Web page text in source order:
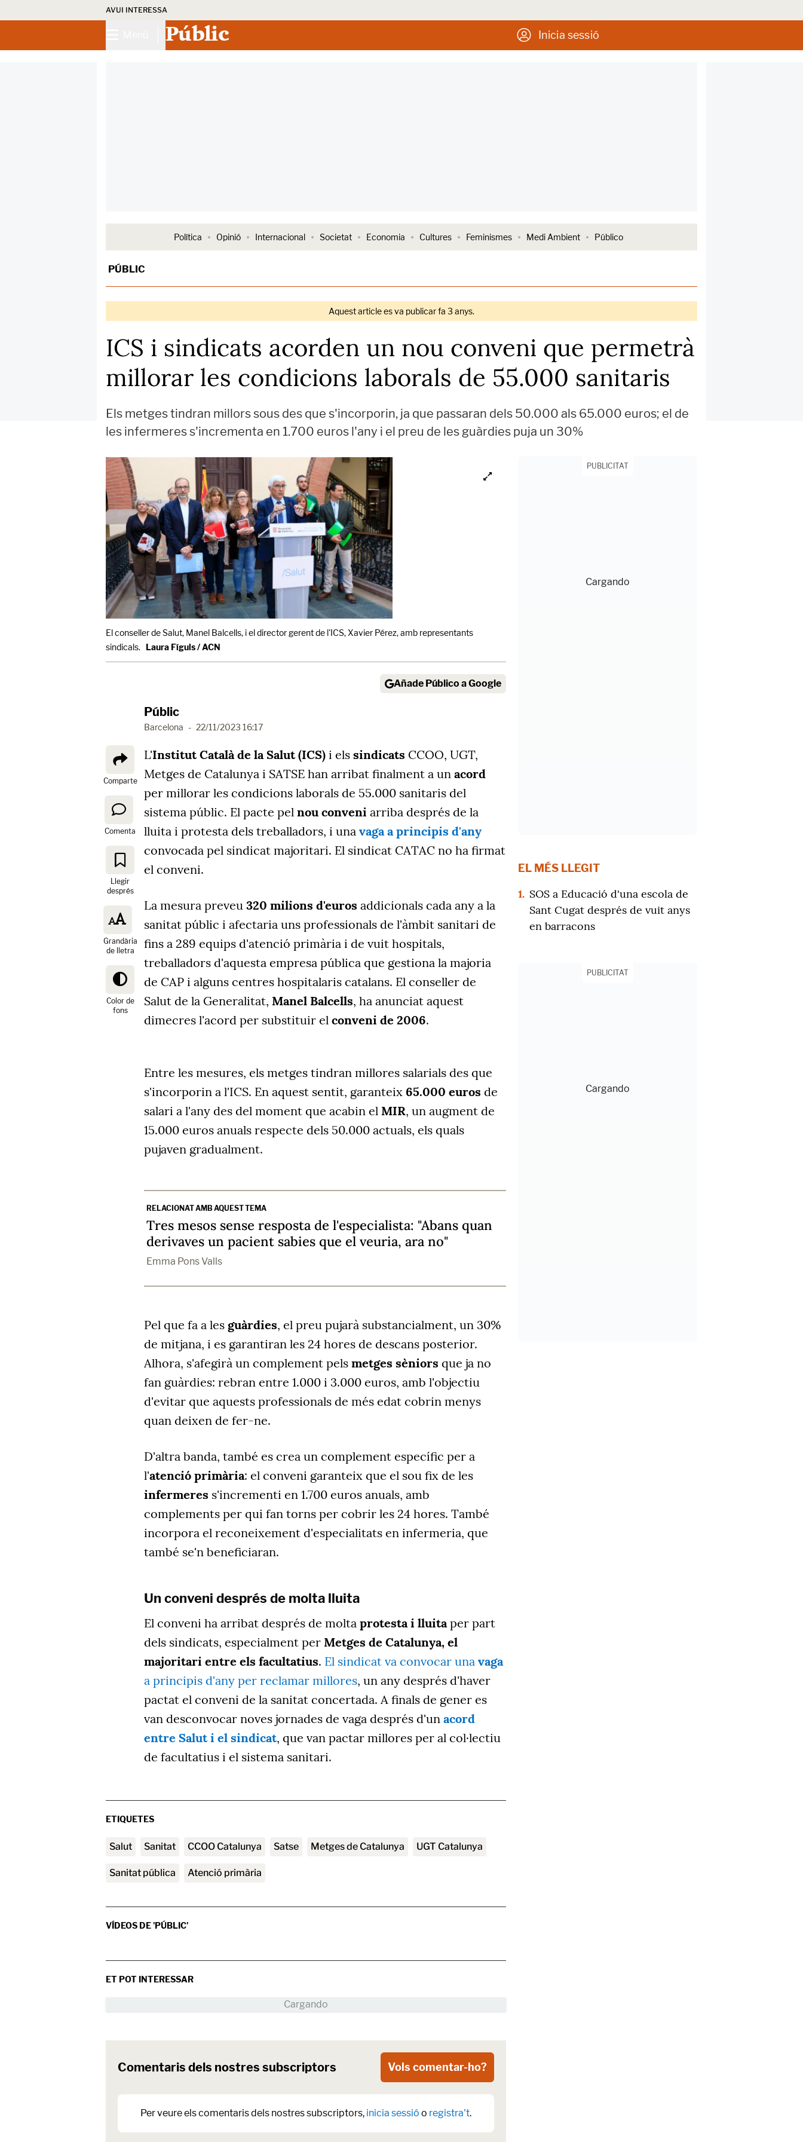
AVUI INTERESSA
Públic Inicia sessió
Política Opinió Internacional Societat Economia Cultures Feminismes Medi Ambient Público
PÚBLIC
Aquest article es va publicar fa 3 anys.
ICS i sindicats acorden un nou conveni que permetrà
millorar les condicions laborals de 55.000 sanitaris
Els metges tindran millors sous des que s'incorporin, ja que passaran dels 50.000 als 65.000 euros; el de
les infermeres s'incrementa en 1.700 euros l'any i el preu de les guàrdies puja un 30%
El conseller de Salut, Manel Balcells, i el director gerent de l'ICS, Xavier Pérez, amb representants
sindicals. Laura Fíguls / ACN
Añade Público a Google
Públic
Barcelona - 22/11/2023 16:17
Comparte
Comenta
Llegir
després
Grandària
de lletra
Color de
fons
L'Institut Català de la Salut (ICS) i els sindicats CCOO, UGT,
Metges de Catalunya i SATSE han arribat finalment a un acord
per millorar les condicions laborals de 55.000 sanitaris del
sistema públic. El pacte pel nou conveni arriba després de la
lluita i protesta dels treballadors, i una vaga a principis d'any
convocada pel sindicat majoritari. El sindicat CATAC no ha firmat
el conveni.
La mesura preveu 320 milions d'euros addicionals cada any a la
sanitat públic i afectaria uns professionals de l'àmbit sanitari de
fins a 289 equips d'atenció primària i de vuit hospitals,
treballadors d'aquesta empresa pública que gestiona la majoria
de CAP i alguns centres hospitalaris catalans. El conseller de
Salut de la Generalitat, Manel Balcells, ha anunciat aquest
dimecres l'acord per substituir el conveni de 2006.
Entre les mesures, els metges tindran millores salarials des que
s'incorporin a l'ICS. En aquest sentit, garanteix 65.000 euros de
salari a l'any des del moment que acabin el MIR, un augment de
15.000 euros anuals respecte dels 50.000 actuals, els quals
pujaven gradualment.
RELACIONAT AMB AQUEST TEMA
Tres mesos sense resposta de l'especialista: "Abans quan
derivaves un pacient sabies que el veuria, ara no"
Emma Pons Valls
Pel que fa a les guàrdies, el preu pujarà substancialment, un 30%
de mitjana, i es garantiran les 24 hores de descans posterior.
Alhora, s'afegirà un complement pels metges sèniors que ja no
fan guàrdies: rebran entre 1.000 i 3.000 euros, amb l'objectiu
d'evitar que aquests professionals de més edat cobrin menys
quan deixen de fer-ne.
D'altra banda, també es crea un complement específic per a
l'atenció primària: el conveni garanteix que el sou fix de les
infermeres s'incrementi en 1.700 euros anuals, amb
complements per qui fan torns per cobrir les 24 hores. També
incorpora el reconeixement d'especialitats en infermeria, que
també se'n beneficiaran.
Un conveni després de molta lluita
El conveni ha arribat després de molta protesta i lluitaper part
dels sindicats, especialment per Metges de Catalunya, el
majoritari entre els facultatius. El sindicat va convocar una vaga
a principis d'any per reclamar millores, un any després d'haver
pactat el conveni de la sanitat concertada. A finals de gener es
van desconvocar noves jornades de vaga després d'un acord
entre Salut i el sindicat, que van pactar millores per al col·lectiu
de facultatius i el sistema sanitari.
ETIQUETES
Salut sanitat CCOO Catalunya Satse Metges de Catalunya UGT Catalunya
sanitat pública atenció primària
VÍDEOS DE 'PÚBLIC'
ET POT INTERESSAR
Comentaris dels nostres subscriptors Vols comentar-ho?
Per veure els comentaris dels nostres subscriptors, inicia sessió o registra't.
PUBLICITAT
EL MÉS LLEGIT
1. SOS a Educació d'una escola de
Sant Cugat després de vuit anys
en barracons
PUBLICITAT